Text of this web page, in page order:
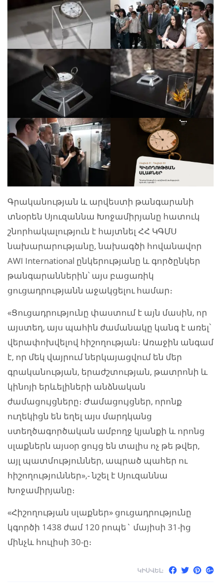
Գրականության և արվեստի թանգարանի
տնօրեն Սյուզաննա Խոջամիրյանը հատուկ
շնորհակալություն է հայտնել ՀՀ ԿԳՄՍ
նախարարությանը, նախագծի հովանավոր
AWI International ընկերությանը և գործընկեր
թանգարաններին՝ այս բացառիկ
ցուցադրությանն աջակցելու համար։
«Ցուցադրությունը փաստում է այն մասին, որ
այստեղ, այս պահին ժամանակը կանգ է առել՝
վերափոխվելով հիշողության։ Առաջին անգամ
է, որ մեկ վայրում ներկայացվում են մեր
գրականության, երաժշտության, թատրոնի և
կինոյի երևելիների անձնական
ժամացույցները։ Ժամացույցներ, որոնք
ուղեկիցն են եղել այս մարդկանց
ստեղծագործական ամբողջ կյանքի և որոնց
սլաքներն այսօր ցույց են տալիս ոչ թե թվեր,
այլ պատմություններ, ապրած պահեր ու
հիշողություններ»,- նշել է Սյուզաննա
Խոջամիրյանը։
«Հիշողության սլաքներ» ցուցադրությունը
կգործի 1438 ժամ 120 րոպե` մայիսի 31-ից
մինչև հուլիսի 30-ը։
ԿԻՍՎԵԼ: